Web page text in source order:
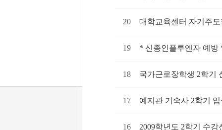
20 대학교육센터 자기주
19 * 신종인플루엔자 예방
18 국가근로장학생 2학기
17 예지관 기숙사 2학기
16 2009학년도 2학기 수